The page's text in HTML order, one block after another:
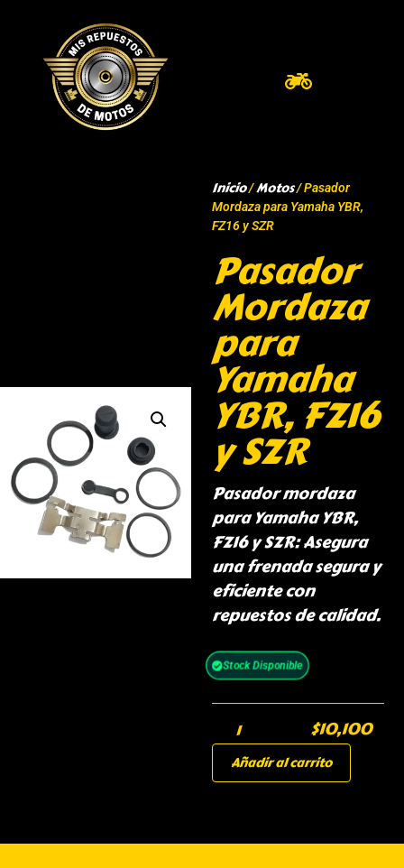
Inicio/Motos/ Pasador
Mordaza para Yamaha YBR,
FZ16 y SZR
Pasador
Mordaza
para
Yamaha
YBR, FZ16
y SZR
Pasador mordaza
para Yamaha YBR,
FZ16 y SZR: Asegura
una frenada segura y
eficiente con
repuestos de calidad.
Stock Disponible
$10,100
Añadir al carrito